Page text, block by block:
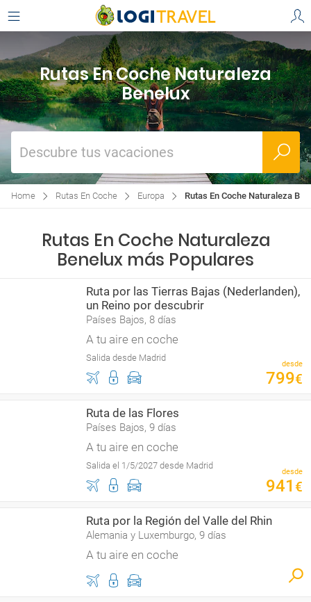
Rutas En Coche Naturaleza
Benelux
Descubre tus vacaciones
Home Rutas En Coche Europa Rutas En Coche Naturaleza
Rutas En Coche Naturaleza
Benelux más Populares
Ruta por las Tierras Bajas (Nederlanden),
un Reino por descubrir
Países Bajos, 8 días
A tu aire en coche
Salida desde Madrid
desde
799€
Ruta de las Flores
Países Bajos, 9 días
A tu aire en coche
Salida el 1/5/2027 desde Madrid
desde
941 €
Ruta por la Región del Valle del Rhin
Alemania y Luxemburgo, 9 días
A tu aire en coche